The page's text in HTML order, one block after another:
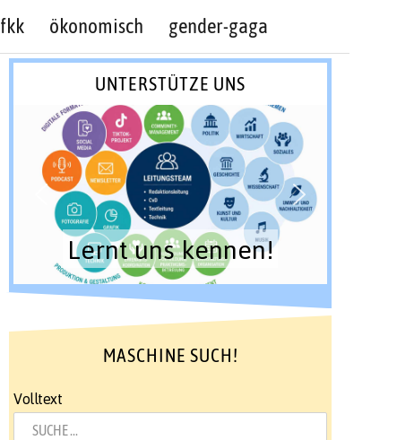
fkk ökonomisch gender-gaga
UNTERSTÜTZE UNS
Lernt uns kennen!
MASCHINE SUCH!
Volltext